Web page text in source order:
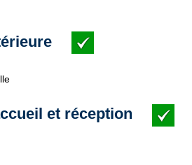
et réception